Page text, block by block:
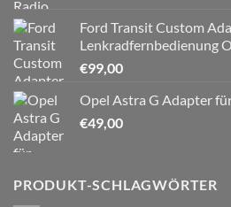
Ford Transit Custom
Lenkradfernbedienung
€99,00
Opel Astra G Adapter
€49,00
PRODUKT-SCHLAGWÖRTER